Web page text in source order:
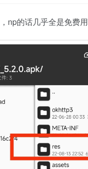
， np的话几乎全是免费用